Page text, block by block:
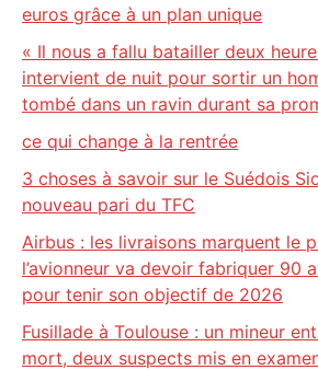
euros grâce à un plan unique
« Il nous a fallu batailler deux
intervient de nuit pour sortir un
tombé dans un ravin durant sa
ce qui change à la rentrée
3 choses à savoir sur le Suédois
nouveau pari du TFC
Airbus : les livraisons marquent le
l’avionneur va devoir fabriquer 90
pour tenir son objectif de 2026
Fusillade à Toulouse : un mineur
mort, deux suspects mis en